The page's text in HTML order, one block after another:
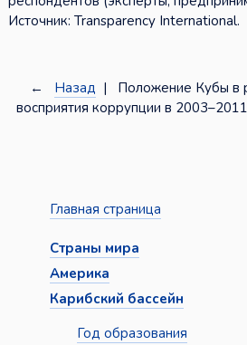
Источник: Transparency International.
← Назад | Положение Кубы в
восприятия коррупции в
Главная страница
Страны мира
Америка
Карибский бассейн
Год образования